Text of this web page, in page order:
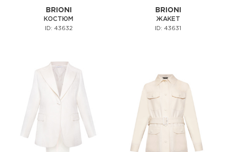
BRIONI
КОСТЮМ
ID: 43632
BRIONI
ЖАКЕТ
ID: 43631